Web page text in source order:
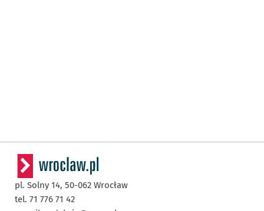
pl. Solny 14, 50-062 Wrocław
tel. 71 776 71 42